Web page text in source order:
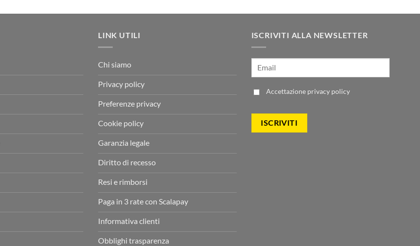
era:
è:
LINK UTILI
Chi siamo
Privacy policy
Preferenze privacy
Cookie policy
Garanzia legale
Diritto di recesso
Resi e rimborsi
Paga in 3 rate con Scalapay
Informativa clienti
Obblighi trasparenza
ISCRIVITI ALLA NEWSLETTER
Accettazione privacy policy